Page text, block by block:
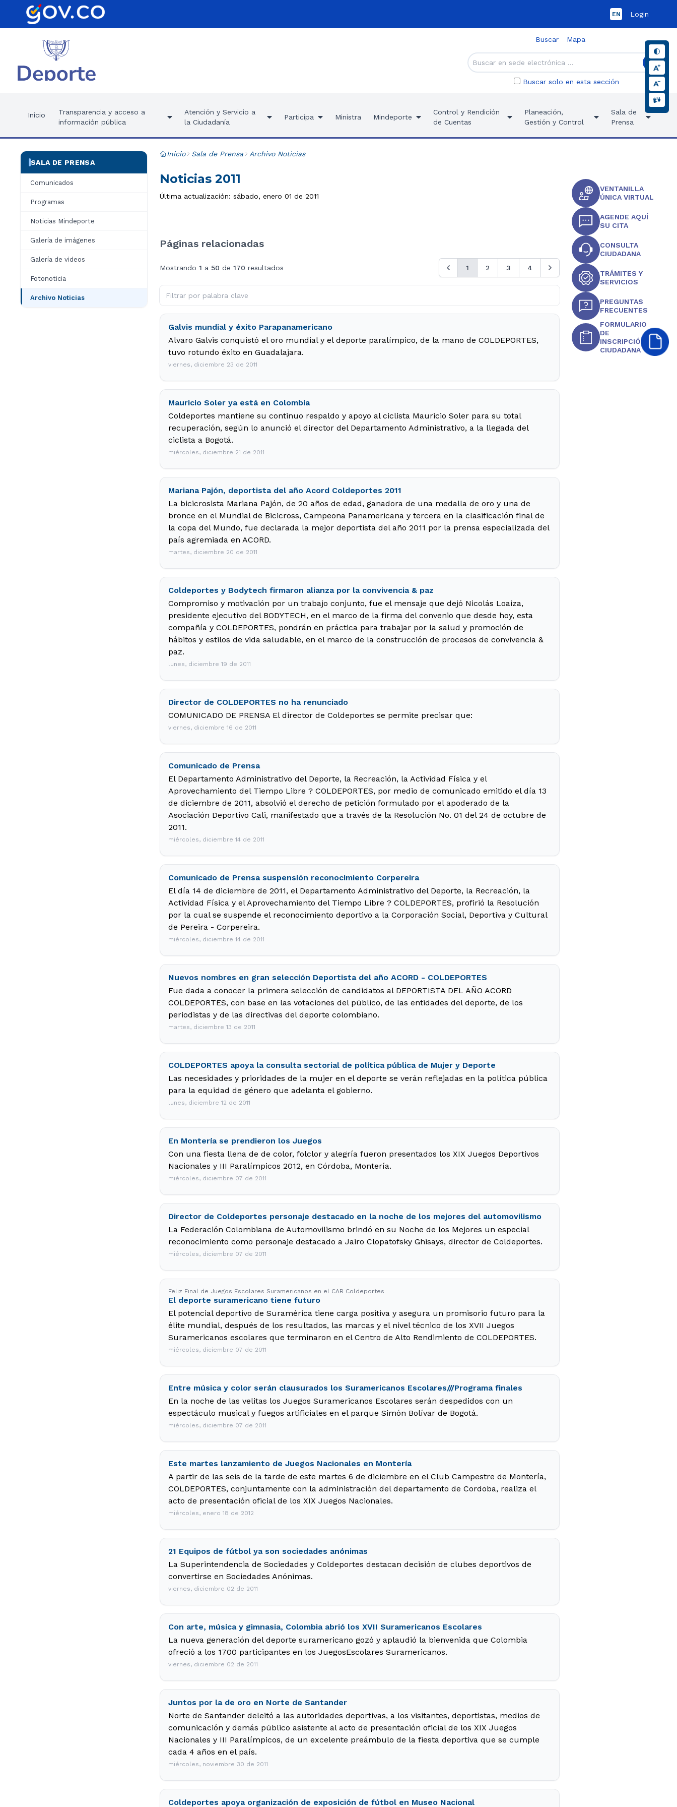
EN Login
Buscar Mapa
Buscar solo en esta sección
Inicio
Transparencia y acceso a
información pública
Atención y Servicio a
la Ciudadanía
Participa Ministra Mindeporte
Control y Rendición
de Cuentas
Planeación,
Gestión y Control
Sala de
Prensa
SALA DE PRENSA
Comunicados
Programas
Noticias Mindeporte
Galería de imágenes
Galería de videos
Fotonoticia
Archivo Noticias
Inicio Sala de Prensa Archivo Noticias
Noticias 2011
Última actualización: sábado, enero 01 de 2011
Páginas relacionadas
Mostrando 1 a 50 de 170 resultados 1 2 3 4
Galvis mundial y éxito Parapanamericano
Alvaro Galvis conquistó el oro mundial y el deporte paralímpico, de la mano de COLDEPORTES,
tuvo rotundo éxito en Guadalajara.
viernes, diciembre 23 de 2011
Mauricio Soler ya está en Colombia
Coldeportes mantiene su continuo respaldo y apoyo al ciclista Mauricio Soler para su total
recuperación, según lo anunció el director del Departamento Administrativo, a la llegada del
ciclista a Bogotá.
miércoles, diciembre 21 de 2011
Mariana Pajón, deportista del año Acord Coldeportes 2011
La bicicrosista Mariana Pajón, de 20 años de edad, ganadora de una medalla de oro y una de
bronce en el Mundial de Bicicross, Campeona Panamericana y tercera en la clasificación final de
la copa del Mundo, fue declarada la mejor deportista del año 2011 por la prensa especializada del
país agremiada en ACORD.
martes, diciembre 20 de 2011
Coldeportes y Bodytech firmaron alianza por la convivencia & paz
Compromiso y motivación por un trabajo conjunto, fue el mensaje que dejó Nicolás Loaiza,
presidente ejecutivo del BODYTECH, en el marco de la firma del convenio que desde hoy, esta
compañía y COLDEPORTES, pondrán en práctica para trabajar por la salud y promoción de
hábitos y estilos de vida saludable, en el marco de la construcción de procesos de convivencia &
paz.
lunes, diciembre 19 de 2011
Director de COLDEPORTES no ha renunciado
COMUNICADO DE PRENSA El director de Coldeportes se permite precisar que:
viernes, diciembre 16 de 2011
Comunicado de Prensa
El Departamento Administrativo del Deporte, la Recreación, la Actividad Física y el
Aprovechamiento del Tiempo Libre ? COLDEPORTES, por medio de comunicado emitido el día 13
de diciembre de 2011, absolvió el derecho de petición formulado por el apoderado de la
Asociación Deportivo Cali, manifestado que a través de la Resolución No. 01 del 24 de octubre de
2011.
miércoles, diciembre 14 de 2011
Comunicado de Prensa suspensión reconocimiento Corpereira
El día 14 de diciembre de 2011, el Departamento Administrativo del Deporte, la Recreación, la
Actividad Física y el Aprovechamiento del Tiempo Libre ? COLDEPORTES, profirió la Resolución
por la cual se suspende el reconocimiento deportivo a la Corporación Social, Deportiva y Cultural
de Pereira - Corpereira.
miércoles, diciembre 14 de 2011
Nuevos nombres en gran selección Deportista del año ACORD - COLDEPORTES
Fue dada a conocer la primera selección de candidatos al DEPORTISTA DEL AÑO ACORD
COLDEPORTES, con base en las votaciones del público, de las entidades del deporte, de los
periodistas y de las directivas del deporte colombiano.
martes, diciembre 13 de 2011
COLDEPORTES apoya la consulta sectorial de política pública de Mujer y Deporte
Las necesidades y prioridades de la mujer en el deporte se verán reflejadas en la política pública
para la equidad de género que adelanta el gobierno.
lunes, diciembre 12 de 2011
En Montería se prendieron los Juegos
Con una fiesta llena de de color, folclor y alegría fueron presentados los XIX Juegos Deportivos
Nacionales y III Paralímpicos 2012, en Córdoba, Montería.
miércoles, diciembre 07 de 2011
Director de Coldeportes personaje destacado en la noche de los mejores del automovilismo
La Federación Colombiana de Automovilismo brindó en su Noche de los Mejores un especial
reconocimiento como personaje destacado a Jairo Clopatofsky Ghisays, director de Coldeportes.
miércoles, diciembre 07 de 2011
Feliz Final de Juegos Escolares Suramericanos en el CAR Coldeportes
El deporte suramericano tiene futuro
El potencial deportivo de Suramérica tiene carga positiva y asegura un promisorio futuro para la
élite mundial, después de los resultados, las marcas y el nivel técnico de los XVII Juegos
Suramericanos escolares que terminaron en el Centro de Alto Rendimiento de COLDEPORTES.
miércoles, diciembre 07 de 2011
Entre música y color serán clausurados los Suramericanos Escolares///Programa finales
En la noche de las velitas los Juegos Suramericanos Escolares serán despedidos con un
espectáculo musical y fuegos artificiales en el parque Simón Bolívar de Bogotá.
miércoles, diciembre 07 de 2011
Este martes lanzamiento de Juegos Nacionales en Montería
A partir de las seis de la tarde de este martes 6 de diciembre en el Club Campestre de Montería,
COLDEPORTES, conjuntamente con la administración del departamento de Cordoba, realiza el
acto de presentación oficial de los XIX Juegos Nacionales.
miércoles, enero 18 de 2012
21 Equipos de fútbol ya son sociedades anónimas
La Superintendencia de Sociedades y Coldeportes destacan decisión de clubes deportivos de
convertirse en Sociedades Anónimas.
viernes, diciembre 02 de 2011
Con arte, música y gimnasia, Colombia abrió los XVII Suramericanos Escolares
La nueva generación del deporte suramericano gozó y aplaudió la bienvenida que Colombia
ofreció a los 1700 participantes en los JuegosEscolares Suramericanos.
viernes, diciembre 02 de 2011
Juntos por la de oro en Norte de Santander
Norte de Santander deleitó a las autoridades deportivas, a los visitantes, deportistas, medios de
comunicación y demás público asistente al acto de presentación oficial de los XIX Juegos
Nacionales y III Paralímpicos, de un excelente preámbulo de la fiesta deportiva que se cumple
cada 4 años en el país.
miércoles, noviembre 30 de 2011
Coldeportes apoya organización de exposición de fútbol en Museo Nacional
VENTANILLA
ÚNICA VIRTUAL
AGENDE AQUÍ
SU CITA
CONSULTA
CIUDADANA
TRÁMITES Y
SERVICIOS
PREGUNTAS
FRECUENTES
FORMULARIO
DE
INSCRIPCIÓN
CIUDADANA